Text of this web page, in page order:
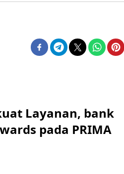
Layanan, bank
pada PRIMA